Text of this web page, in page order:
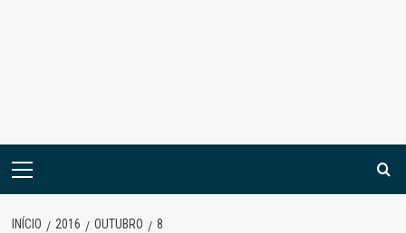
Menu
INÍCIO 2016 OUTUBRO 8